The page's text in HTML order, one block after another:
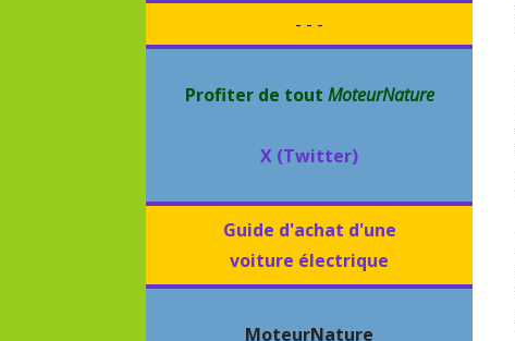
- - -
Profiter de tout MoteurNature
X (Twitter)
Guide d'achat d'une
voiture électrique
MoteurNature